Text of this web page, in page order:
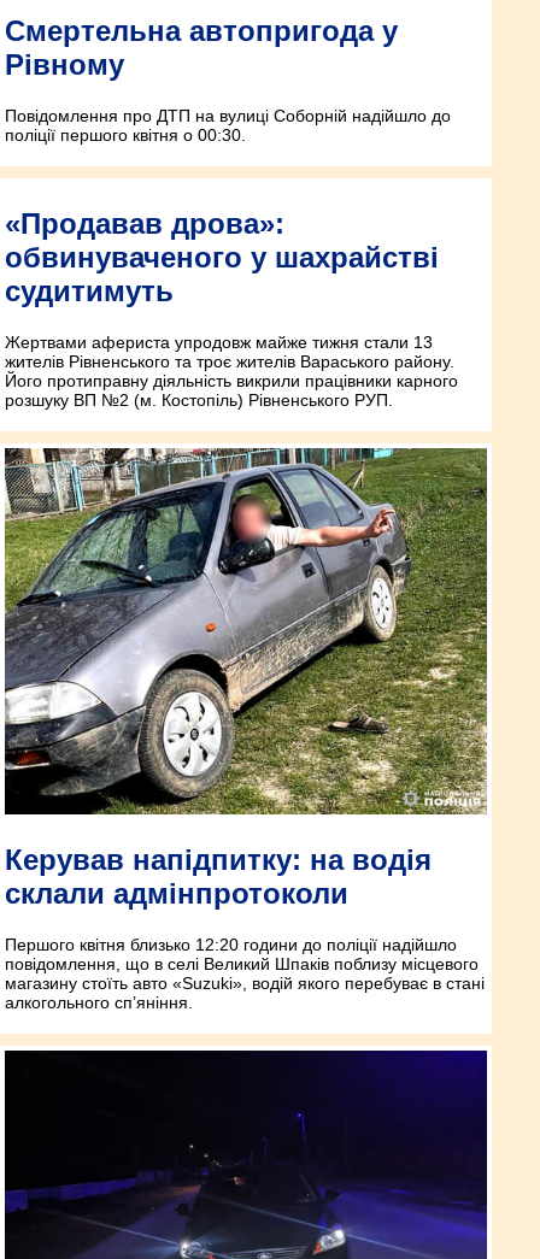
Смертельна автопригода у
Рівному
Повідомлення про ДТП на вулиці Соборній надійшло до
поліції першого квітня о 00:30.
«Продавав дрова»:
обвинуваченого у шахрайстві
судитимуть
Жертвами афериста упродовж майже тижня стали 13
жителів Рівненського та троє жителів Вараського району.
Його протиправну діяльність викрили працівники карного
розшуку ВП №2 (м. Костопіль) Рівненського РУП.
Керував напідпитку: на водія
склали адмінпротоколи
Першого квітня близько 12:20 години до поліції надійшло
повідомлення, що в селі Великий Шпаків поблизу місцевого
магазину стоїть авто «Suzuki», водій якого перебуває в стані
алкогольного сп’яніння.